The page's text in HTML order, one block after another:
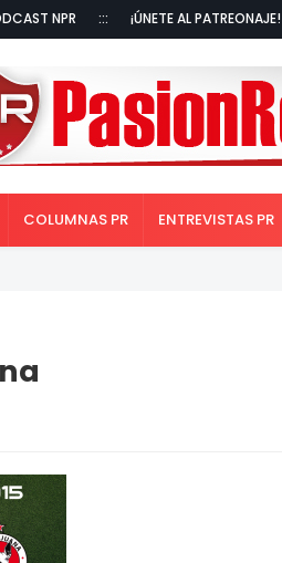
NPR ::: ¡ÚNETE AL PATREONAJE!
COLUMNAS PR ENTREVISTAS PR